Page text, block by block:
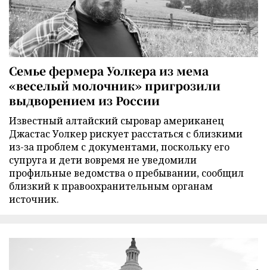
Семье фермера Уолкера из мема
«веселый молочник» пригрозили
выдворением из России
Известный алтайский сыровар американец
Джастас Уолкер рискует расстаться с близкими
из-за проблем с документами, поскольку его
супруга и дети вовремя не уведомили
профильные ведомства о пребывании, сообщил
близкий к правоохранительным органам
источник.